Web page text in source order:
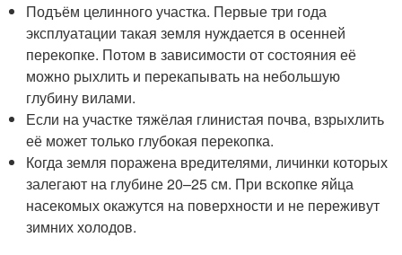
Подъём целинного участка. Первые три года
эксплуатации такая земля нуждается в осенней
перекопке. Потом в зависимости от состояния её
можно рыхлить и перекапывать на небольшую
глубину вилами.
Если на участке тяжёлая глинистая почва, взрыхлить
её может только глубокая перекопка.
Когда земля поражена вредителями, личинки которых
залегают на глубине 20–25 см. При вскопке яйца
насекомых окажутся на поверхности и не переживут
зимних холодов.